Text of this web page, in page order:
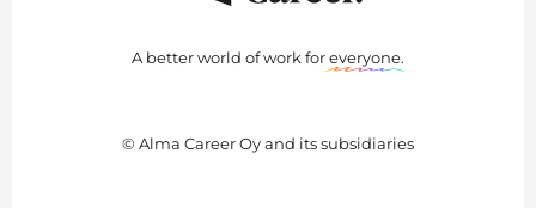
A better world of work foreveryone.
© Alma Career Oy and its subsidiaries